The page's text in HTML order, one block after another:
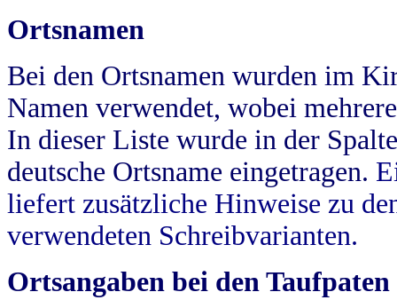
Ortsnamen
Bei den Ortsnamen wurden im
Namen verwendet, wobei
In dieser Liste wurde in der
deutsche Ortsname eingetragen.
liefert zusätzliche Hinweise zu
verwendeten Schreibvarianten.
Ortsangaben bei den Taufpaten